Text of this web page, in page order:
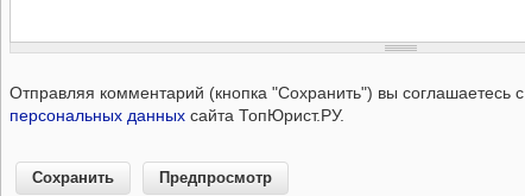
Отправляя комментарий (кнопка "Сохранить") вы соглашаетесь с
персональных данных сайта ТопЮрист.РУ.